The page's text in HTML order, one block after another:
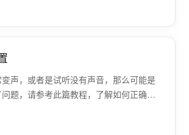
声，或者是试听没有声音，那么可能是
题，请参考此篇教程，了解如何正确设
一步：首先启动Papagei，并且点击